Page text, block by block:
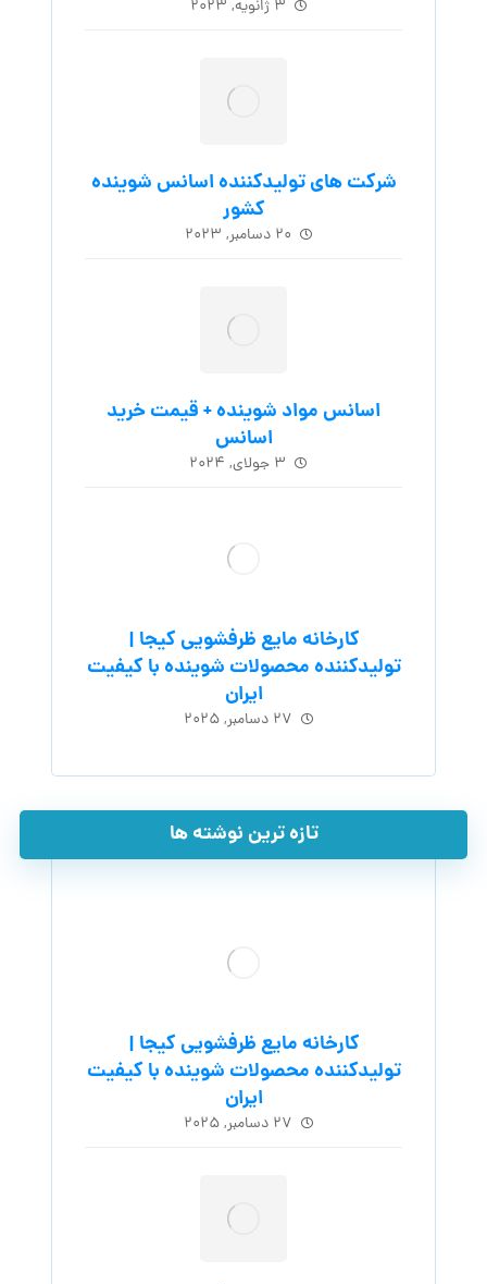
۳ ژانویه, ۲۰۲۳
شرکت های تولیدکننده اسانس شوینده
کشور
۲۰ دسامبر, ۲۰۲۳
اسانس مواد شوینده + قیمت خرید
اسانس
۳ جولای, ۲۰۲۴
کارخانه مایع ظرفشویی کیجا |
تولیدکننده محصولات شوینده با کیفیت
ایران
۲۷ دسامبر, ۲۰۲۵
تازه ترین نوشته ها
کارخانه مایع ظرفشویی کیجا |
تولیدکننده محصولات شوینده با کیفیت
ایران
۲۷ دسامبر, ۲۰۲۵